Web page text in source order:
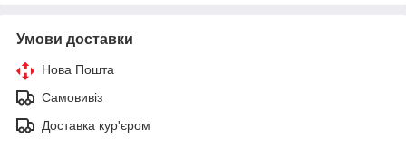
Умови доставки
Нова Пошта
Самовивіз
Доставка кур'єром